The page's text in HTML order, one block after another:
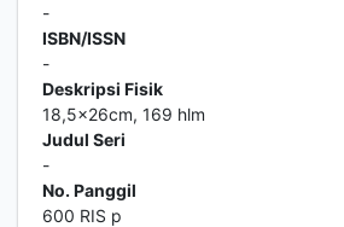
-
ISBN/ISSN
-
Deskripsi Fisik
18,5x26cm, 169 hlm
Judul Seri
-
No. Panggil
600 RIS p